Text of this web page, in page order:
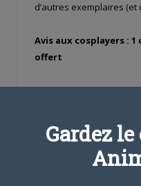
d’autres exemplaires
Avis aux cosplayers : 1
offert
Cadeau bonus :une
films Pixar sera
Ces tirages uniques
Gardez